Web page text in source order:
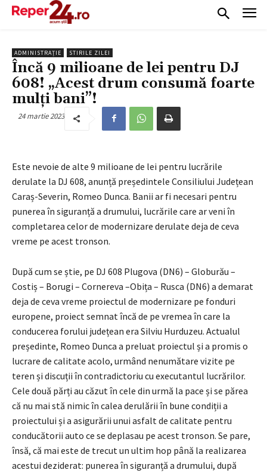
ADMINISTRAȚIE STIRILE ZILEI
Încă 9 milioane de lei pentru DJ
608! „Acest drum consumă foarte
mulți bani”!
24 martie 2023
Este nevoie de alte 9 milioane de lei pentru lucrările
derulate la DJ 608, anunță președintele Consiliului Județean
Caraș-Severin, Romeo Dunca. Banii ar fi necesari pentru
punerea în siguranță a drumului, lucrările care ar veni în
completarea celor de modernizare derulate deja de ceva
vreme pe acest tronson.
După cum se știe, pe DJ 608 Plugova (DN6) – Globurău –
Costiș – Borugi – Cornereva –Obița – Rusca (DN6) a demarat
deja de ceva vreme proiectul de modernizare pe fonduri
europene, proiect semnat încă de pe vremea în care la
conducerea forului județean era Silviu Hurduzeu. Actualul
președinte, Romeo Dunca a preluat proiectul și a promis o
lucrare de calitate acolo, urmând nenumătare vizite pe
teren și discuții în contradictoriu cu executantul lucrărilor.
Cele două părți au căzut în cele din urmă la pace și se părea
că nu mai stă nimic în calea derulării în bune condiții a
proiectului și a asigurării unui asfalt de calitate pentru
conducătorii auto ce se deplasau pe acest tronson. Se pare,
însă, că mai este de trecut un ultim hop până la realizarea
acestui deziderat: punerea în siguranță a drumului, după